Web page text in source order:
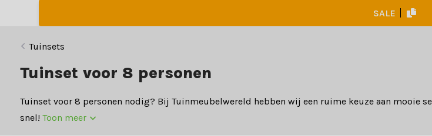
SALE
Tuinsets
Tuinset voor 8 personen
Tuinset voor 8 personen nodig? Bij Tuinmeubelwereld hebben wij een ruime keuze aan mooie
snel! Toon meer